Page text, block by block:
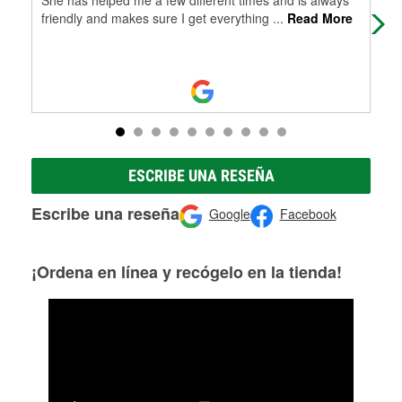
friendly and makes sure I get everything ... Read More
ESCRIBE UNA RESEÑA
Escribe una reseña Google Facebook
¡Ordena en línea y recógelo en la tienda!